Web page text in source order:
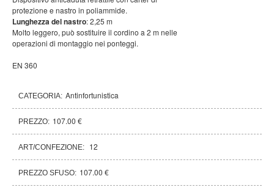
protezione e nastro in poliammide.
Lunghezza del nastro: 2,25 m
Molto leggero, può sostituire il cordino a 2 m nelle
operazioni di montaggio nei ponteggi.
EN 360
CATEGORIA: Antinfortunistica
PREZZO: 107.00 €
ART/CONFEZIONE: 12
PREZZO SFUSO: 107.00 €